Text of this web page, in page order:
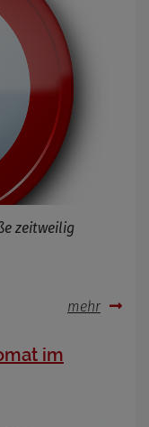
zeitweilig
mehr
im